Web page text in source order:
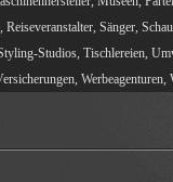
Reiseveranstalter, Sänger,
Studios, Tischlereien,
Werbeagenturen,